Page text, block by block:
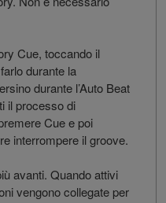
Cue, toccando il
durante la
durante l’Auto Beat
il processo di
Cue e poi
interrompere il groove.
avanti. Quando attivi
vengono collegate per